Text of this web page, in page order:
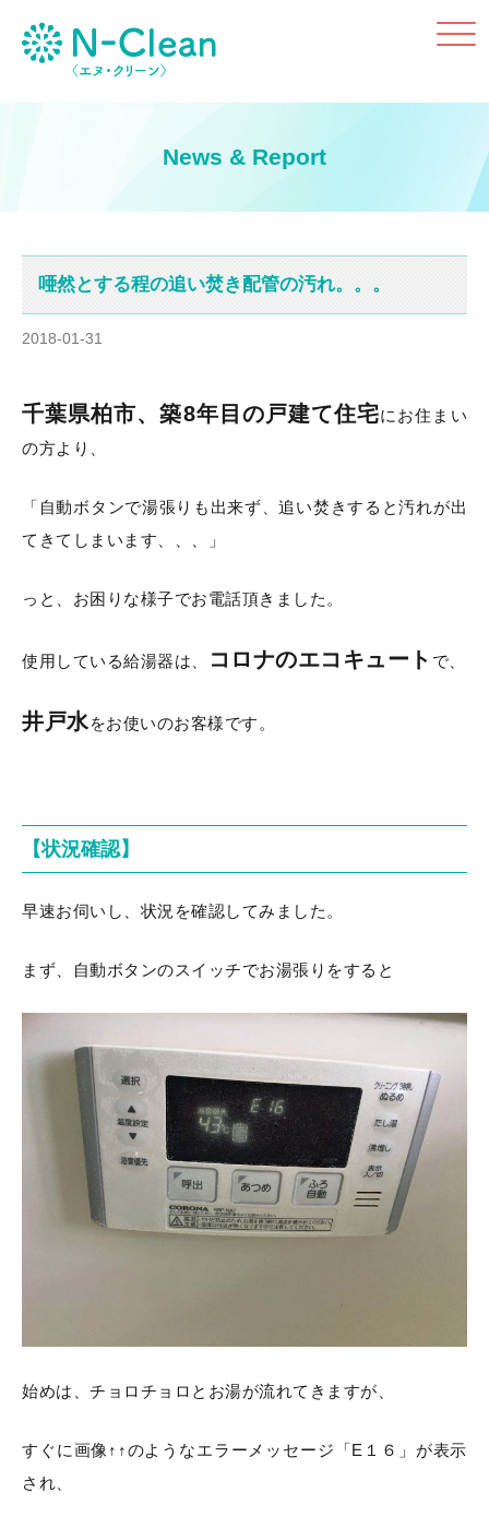
Click
News & Report
唖然とする程の追い焚き配管の汚れ。。。
2018-01-31
千葉県柏市、築8年目の戸建て住宅にお住まい
の方より、
「自動ボタンで湯張りも出来ず、追い焚きすると汚れが出
てきてしまいます、、、」
っと、お困りな様子でお電話頂きました。
使用している給湯器は、 コロナのエコキュート で、
井戸水をお使いのお客様です。
【状況確認】
早速お伺いし、状況を確認してみました。
まず、自動ボタンのスイッチでお湯張りをすると
始めは、チョロチョロとお湯が流れてきますが、
すぐに画像↑↑のようなエラーメッセージ「E１６」が表示
され、